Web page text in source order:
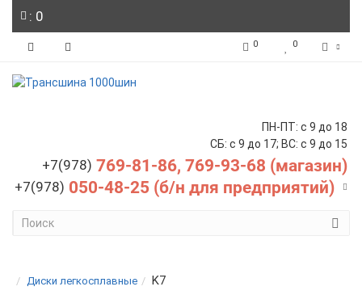
: 0
0 0
ПН-ПТ: с 9 до 18
СБ: с 9 до 17; ВС: с 9 до 15
+7(978) 769-81-86, 769-93-68 (магазин)
+7(978) 050-48-25 (б/н для предприятий)
Диски легкосплавные K7